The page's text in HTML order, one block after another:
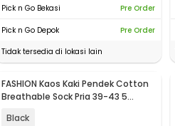
Pick n Go Bekasi
Pre Order
Pick n Go Depok
Pre Order
Tidak tersedia di lokasi lain
FASHION Kaos Kaki Pendek Cotton
Breathable Sock Pria 39-43 5
Black